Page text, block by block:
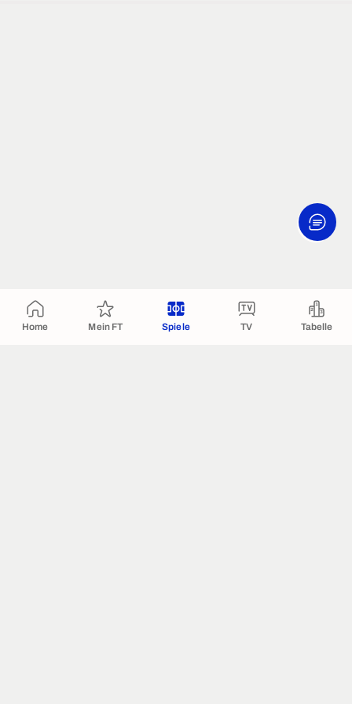
Home Mein FT Spiele TV Tabelle